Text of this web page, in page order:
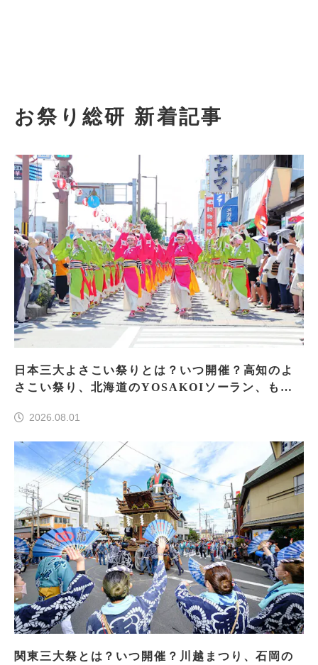
お祭り総研 新着記事
日本三大よさこい祭りとは？いつ開催？高知のよ
さこい祭り、北海道のYOSAKOIソーラン、もう
2026.08.01
関東三大祭とは？いつ開催？川越まつり、石岡の